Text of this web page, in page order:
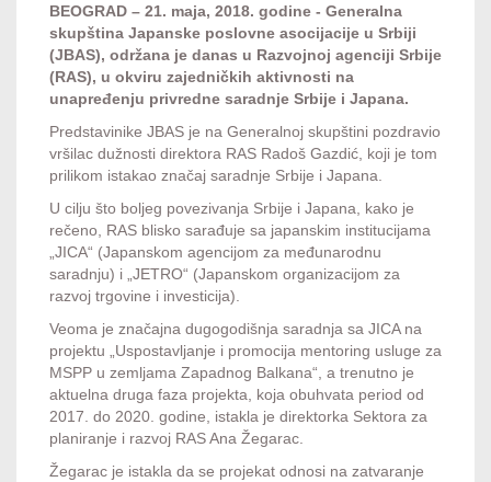
BEOGRAD – 21. maja, 2018. godine - Generalna
skupština Japanske poslovne asocijacije u Srbiji
(JBAS), održana je danas u Razvojnoj agenciji Srbije
(RAS), u okviru zajedničkih aktivnosti na
unapređenju privredne saradnje Srbije i Japana.
Predstavinike JBAS je na Generalnoj skupštini pozdravio
vršilac dužnosti direktora RAS Radoš Gazdić, koji je tom
prilikom istakao značaj saradnje Srbije i Japana.
U cilju što boljeg povezivanja Srbije i Japana, kako je
rečeno, RAS blisko sarađuje sa japanskim institucijama
„JICA“ (Japanskom agencijom za međunarodnu
saradnju) i „JETRO“ (Japanskom organizacijom za
razvoj trgovine i investicija).
Veoma je značajna dugogodišnja saradnja sa JICA na
projektu „Uspostavljanje i promocija mentoring usluge za
MSPP u zemljama Zapadnog Balkana“, a trenutno je
aktuelna druga faza projekta, koja obuhvata period od
2017. do 2020. godine, istakla je direktorka Sektora za
planiranje i razvoj RAS Ana Žegarac.
Žegarac je istakla da se projekat odnosi na zatvaranje